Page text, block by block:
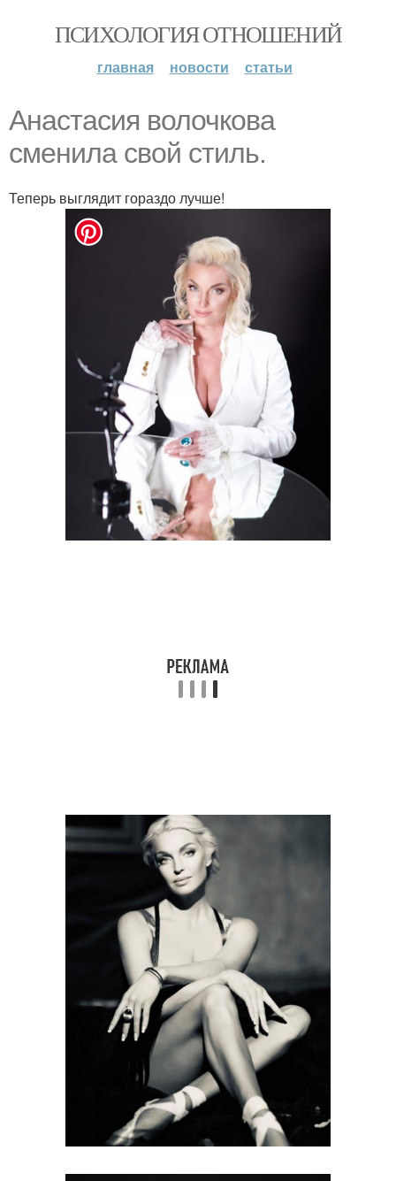
ПСИХОЛОГИЯ ОТНОШЕНИЙ
главная новости статьи
Анастасия волочкова
сменила свой стиль.
Теперь выглядит гораздо лучше!